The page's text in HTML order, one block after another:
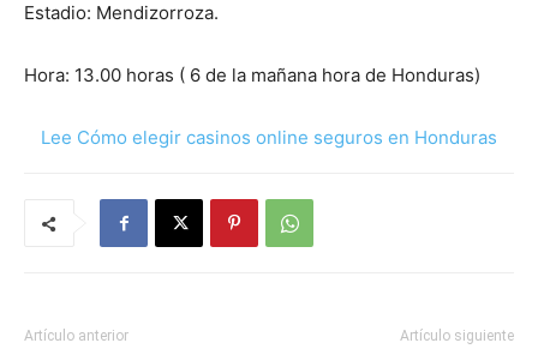
Estadio: Mendizorroza.
Hora: 13.00 horas ( 6 de la mañana hora de Honduras)
Lee Cómo elegir casinos online seguros en Honduras
Artículo anterior Artículo siguiente